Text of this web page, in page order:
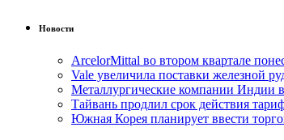
Новости
ArcelorMittal во втором квартале
Vale увеличила поставки железной
Металлургические компании Индии
Тайвань продлил срок действия
Южная Корея планирует ввести